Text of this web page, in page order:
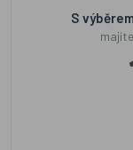
S